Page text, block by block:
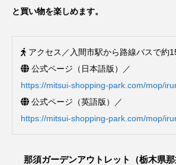
と買い物を楽しめます。
アクセス／入間市駅から路線バスで約
公式ページ（日本語版）／
https://mitsui-shopping-park.com/mop/
公式ページ（英語版）／
https://mitsui-shopping-park.com/mop/
那須ガーデンアウトレット（栃木県那